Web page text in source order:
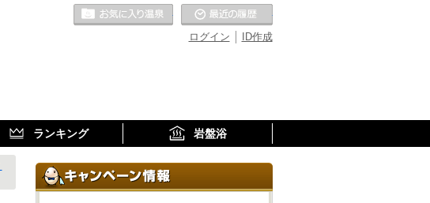
ID作成
ログイン
お気に入りの温泉
ランキング 岩盤浴